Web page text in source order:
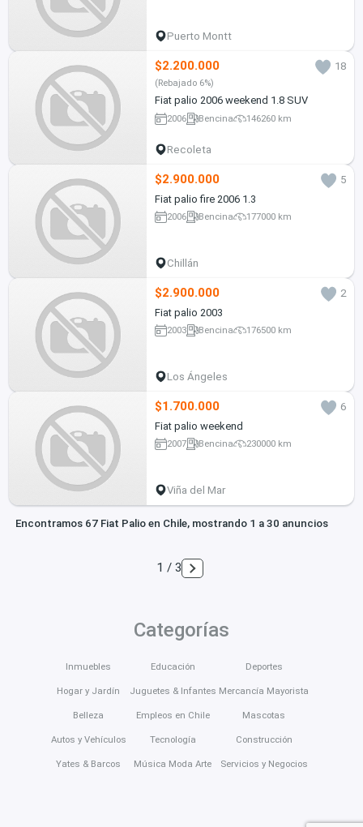
Puerto Montt
$2.200.000 18
(Rebajado 6%)
Fiat palio 2006 weekend 1.8 SUV
2006 Bencina 146260 km
Recoleta
$2.900.000
5
Fiat palio fire 2006 1.3
2006 Bencina 177000 km
Chillán
$2.900.000
2
Fiat palio 2003
2003 Bencina 176500 km
Los Ángeles
$1.700.000
6
Fiat palio weekend
2007 Bencina 230000 km
Viña del Mar
Encontramos 67 Fiat Palio en Chile, mostrando 1 a 30 anuncios
1 / 3
Categorías
Inmuebles
Hogar y Jardín
Belleza
Autos y Vehículos
Yates & Barcos
Educación
Juguetes & Infantes
Empleos en Chile
Tecnología
Música Moda Arte
Deportes
Mercancía Mayorista
Mascotas
Construcción
Servicios y Negocios